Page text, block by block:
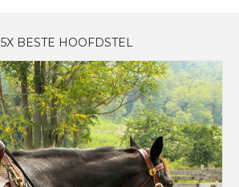
5X BESTE HOOFDSTEL